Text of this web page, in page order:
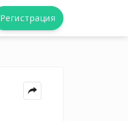
Регистрация